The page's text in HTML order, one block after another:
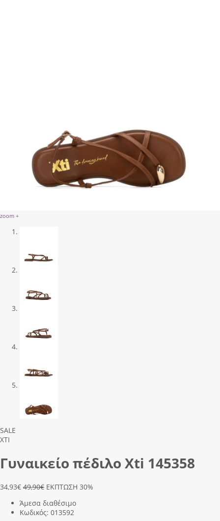
zoom +
Previous
Next
SALE
XTI
Γυναικείο πέδιλο Xti 145358
34,93€ 49,90€ ΕΚΠΤΩΣΗ 30%
Άμεσα διαθέσιμο
Κωδικός: 013592